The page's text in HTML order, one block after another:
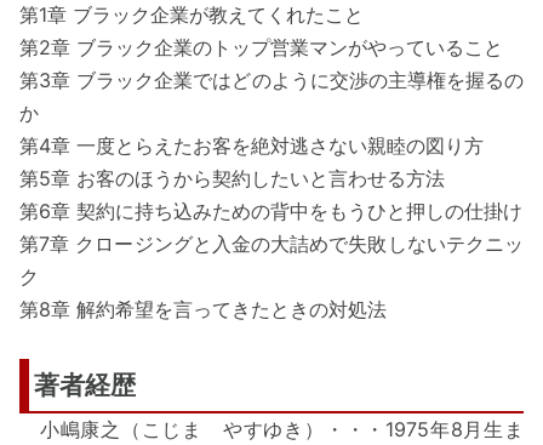
第1章 ブラック企業が教えてくれたこと
第2章 ブラック企業のトップ営業マンがやっていること
第3章 ブラック企業ではどのように交渉の主導権を握るの
か
第4章 一度とらえたお客を絶対逃さない親睦の図り方
第5章 お客のほうから契約したいと言わせる方法
第6章 契約に持ち込みための背中をもうひと押しの仕掛け
第7章 クロージングと入金の大詰めで失敗しないテクニッ
ク
第8章 解約希望を言ってきたときの対処法
著者経歴
小嶋康之（こじま やすゆき）・・・1975年8月生ま